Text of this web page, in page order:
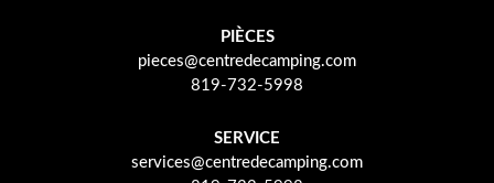
PIÈCES
pieces@centredecamping.com
819-732-5998
SERVICE
services@centredecamping.com